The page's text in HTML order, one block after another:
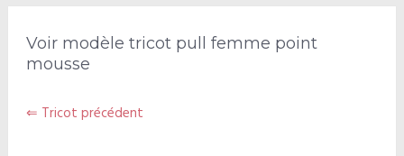
Voir modèle tricot pull femme point
mousse
⇐ Tricot précédent